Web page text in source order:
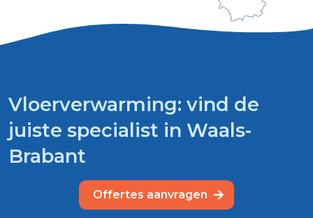
Vloerverwarming: vind de
juiste specialist in Waals-
Brabant
Offertes aanvragen